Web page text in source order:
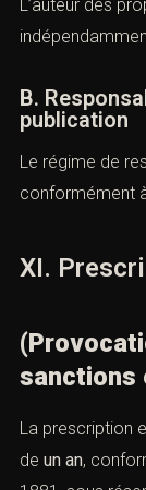
A.
L’auteur des
B.
publication
conformément
XI.
sanctions